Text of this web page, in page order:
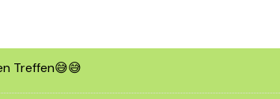
Treffen😅😅